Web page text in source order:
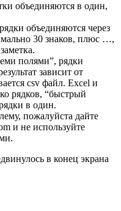
объединяются в один,
объединяются через
30 знаков, плюс …,
полями”, рядки
зависит от
csv файл. Excel и
рядков, “быстрый
в один.
пожалуйста дайте
и не используйте
в конец экрана